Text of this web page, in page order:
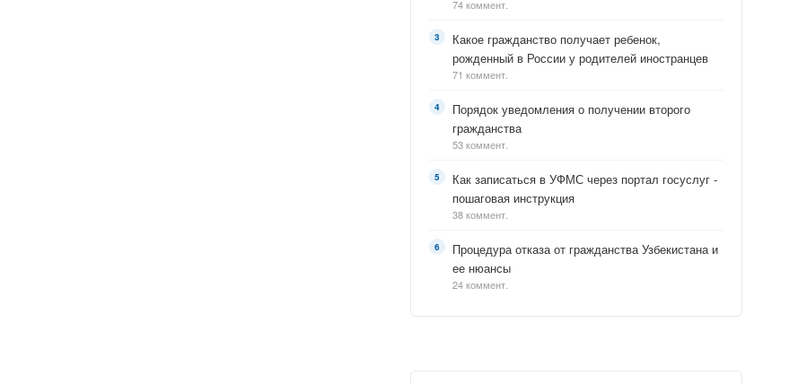
74 коммент.
Какое гражданство получает ребенок,
рожденный в России у родителей иностранцев
71 коммент.
Порядок уведомления о получении второго
гражданства
53 коммент.
Как записаться в УФМС через портал госуслуг -
пошаговая инструкция
38 коммент.
Процедура отказа от гражданства Узбекистана и
ее нюансы
24 коммент.